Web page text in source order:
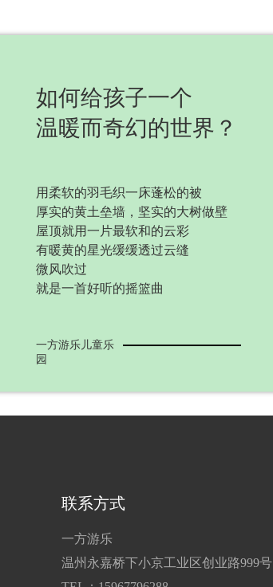
如何给孩子一个
温暖而奇幻的世界？
用柔软的羽毛织一床蓬松的被
厚实的黄土垒墙，坚实的大树做壁
屋顶就用一片最软和的云彩
有暖黄的星光缓缓透过云缝
微风吹过
就是一首好听的摇篮曲
一方游乐儿童乐
园
联系方式
一方游乐
温州永嘉桥下小京工业区创业路999号